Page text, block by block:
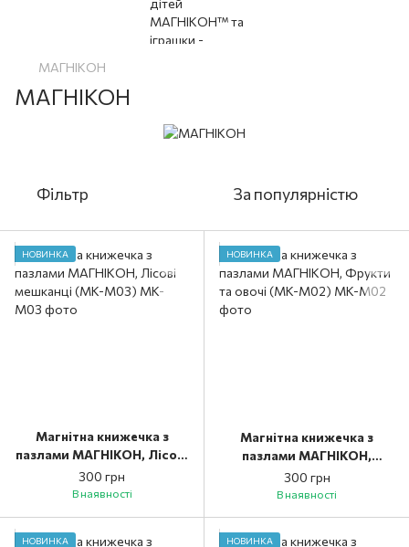
МАГНІКОН
МАГНІКОН
Фільтр За популярністю
НОВИНКА
Магнітна книжечка з
пазлами МАГНІКОН, Лісові
мешканці (MK-М03)
300 грн
В наявності
НОВИНКА
Магнітна книжечка з
пазлами МАГНІКОН,
Фрукти та овочі (MK-М02)
300 грн
В наявності
НОВИНКА НОВИНКА